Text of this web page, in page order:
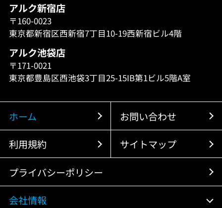
アルク新宿店
〒160-0023
東京都新宿区西新宿7丁目10-19西新宿ビル4階
アルク池袋店
〒171-0021
東京都豊島区西池袋3丁目25-15IB第1ビル5階A室
ホーム お問い合わせ
利用規約 サイトマップ
プライバシーポリシー
会社情報